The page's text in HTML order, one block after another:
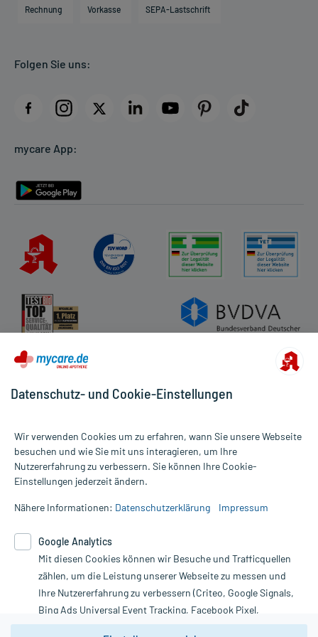
Direktabrechnung PKV
AGB
Datenschutz
Rückgabe/Widerruf
Rechnung Vorkasse SEPA-Lastschrift
Folgen Sie uns:
mycare App:
Alle Preise gelten inkl. MwSt., ggf. zzgl. Versandkosten
Informationen auf dieser Website werden ausschließlich für
die Untersuchung und Behandlung durch einen Arzt. Bitte
Therapien eingeleitet werden können. | Diese Webseite benutzt
Google Analytics. Lesen Sie bitte dazu die wichtigen Hinweise in
unserer Datenschutzerklärung. Für den Widerruf einer Bestellung
nutzen Sie das Formular:
Vertrag widerrufen
Datenschutz- und Cookie-Einstellungen
Wir verwenden Cookies um zu erfahren, wann Sie unsere Webseite
besuchen und wie Sie mit uns interagieren, um Ihre
Nutzererfahrung zu verbessern. Sie können Ihre Cookie-
Einstellungen jederzeit ändern.
Nähere Informationen: Datenschutzerklärung Impressum
Google Analytics
Mit diesen Cookies können wir Besuche und Trafficquellen
zählen, um die Leistung unserer Webseite zu messen und
Ihre Nutzererfahrung zu verbessern (Criteo, Google Signals,
Bing Ads Universal Event Tracking, Facebook Pixel,
Youtube-Social Plugin).